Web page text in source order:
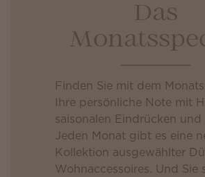
Das
Finden Sie mit dem
Ihre persönliche Note mit
saisonalen Eindrücken und
Jeden Monat gibt es eine
Kollektion ausgewählter
Wohnaccessoires. Und Sie